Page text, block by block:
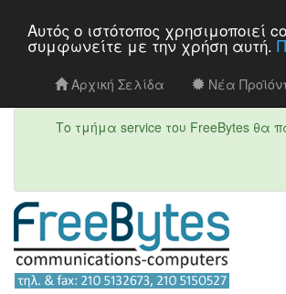
Αυτός ο ιστότοπος
συμφωνείτε με την χρήση αυτή.
Αρχική Σελίδα Νέα
Το τμήμα service του FreeBytes θα